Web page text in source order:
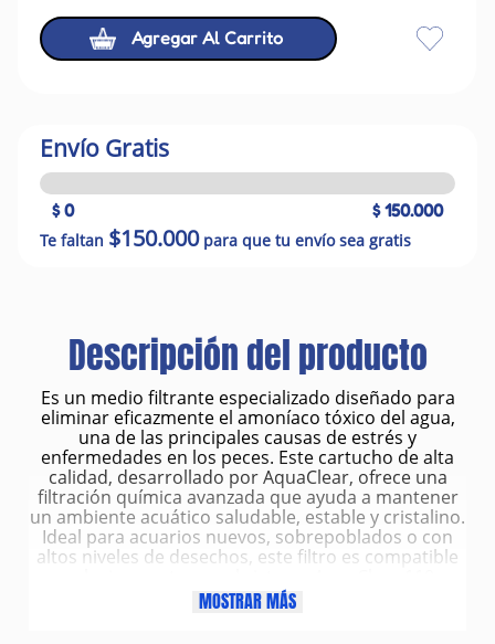
Agregar Al Carrito
Envío Gratis
$ 0 $ 150.000
Te faltan $150.000para que tu envío sea gratis
Descripción del producto
Es un medio filtrante especializado diseñado para
eliminar eficazmente el amoníaco tóxico del agua,
una de las principales causas de estrés y
enfermedades en los peces. Este cartucho de alta
calidad, desarrollado por AquaClear, ofrece una
filtración química avanzada que ayuda a mantener
un ambiente acuático saludable, estable y cristalino.
Ideal para acuarios nuevos, sobrepoblados o con
altos niveles de desechos, este filtro es compatible
garantizando un ajuste perfecto y un rendimiento
óptimo.
MOSTRAR MÁS